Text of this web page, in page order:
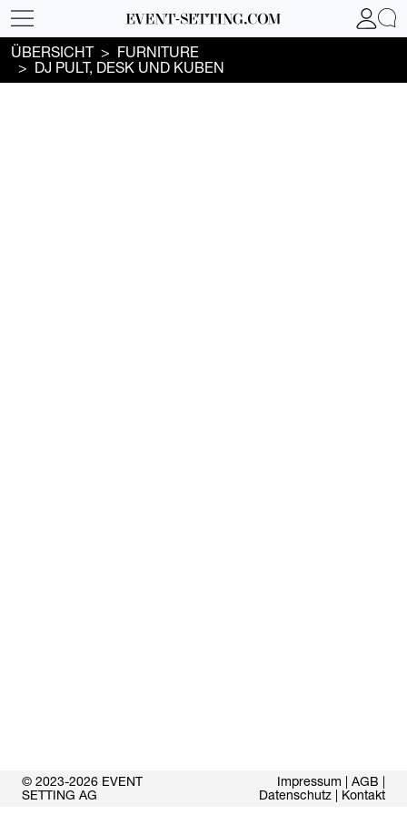
ÜBERSICHT
FURNITURE
DJ PULT, DESK UND KUBEN
© 2023-2026 EVENT
SETTING AG
Impressum AGB
Datenschutz
Kontakt